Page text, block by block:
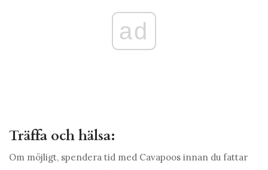
ad
Träffa och hälsa:
Om möjligt, spendera tid med Cavapoos innan du fattar